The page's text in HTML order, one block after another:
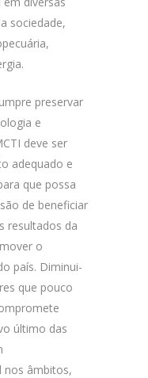
sociedade,
preservar
e
deve ser
adequado e
que possa
de beneficiar
resultados da
o
país. Diminui-
que pouco
último das
nos âmbitos,